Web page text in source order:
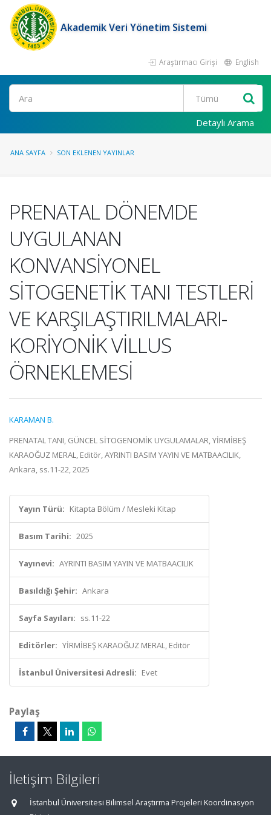
Akademik Veri Yönetim Sistemi
Araştırmacı Girişi English
Ara
Detaylı Arama
ANA SAYFA SON EKLENEN YAYINLAR
PRENATAL DÖNEMDE
UYGULANAN
KONVANSİYONEL
SİTOGENETİK TANI TESTLERİ
VE KARŞILAŞTIRILMALARI-
KORİYONİK VİLLUS
ÖRNEKLEMESİ
KARAMAN B.
PRENATAL TANI, GÜNCEL SİTOGENOMİK UYGULAMALAR, YİRMİBEŞ
KARAOĞUZ MERAL, Editör, AYRINTI BASIM YAYIN VE MATBAACILIK,
Ankara, ss.11-22, 2025
Yayın Türü: Kitapta Bölüm / Mesleki Kitap
Basım Tarihi: 2025
Yayınevi: AYRINTI BASIM YAYIN VE MATBAACILIK
Basıldığı Şehir: Ankara
Sayfa Sayıları: ss.11-22
Editörler: YİRMİBEŞ KARAOĞUZ MERAL, Editör
İstanbul Üniversitesi Adresli: Evet
Paylaş
İletişim Bilgileri
İstanbul Üniversitesi Bilimsel Araştırma Projeleri Koordinasyon